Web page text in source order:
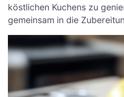
köstlichen Kuchens zu
gemeinsam in die